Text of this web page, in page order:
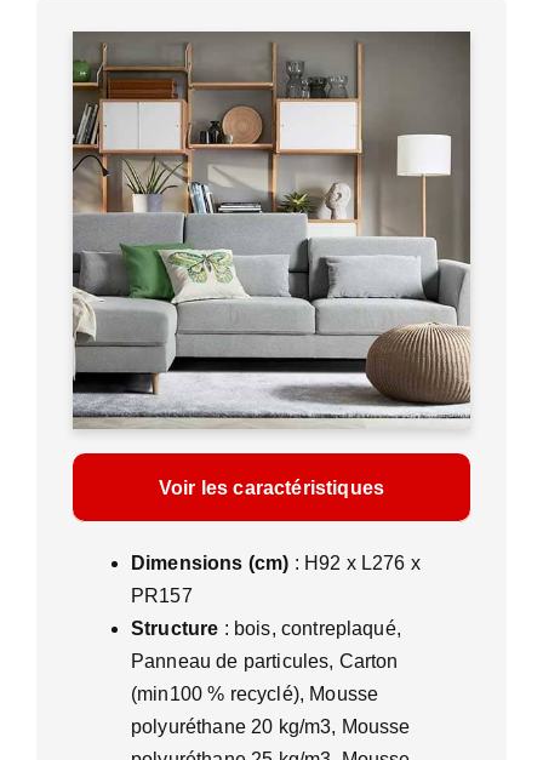
Voir les caractéristiques
Dimensions (cm) : H92 x L276 x
PR157
Structure : bois, contreplaqué,
Panneau de particules, Carton
(min100 % recyclé), Mousse
polyuréthane 20 kg/m3, Mousse